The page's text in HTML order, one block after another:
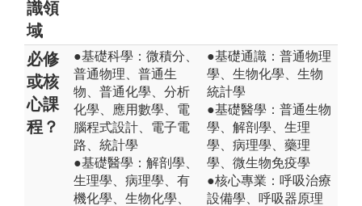
識領
域
必修
或核
心課
程？
●基礎科學：微積分、
普通物理、普通生
物、普通化學、分析
化學、應用數學、電
腦程式設計、電子電
路、統計學
●基礎醫學：解剖學、
生理學、病理學、有
機化學、生物化學、
●基礎通識：普通物理
學、生物化學、生物
統計學
●基礎醫學：普通生物
學、解剖學、生理
學、病理學、藥理
學、微生物免疫學
●核心專業：呼吸治療
設備學、呼吸器原理